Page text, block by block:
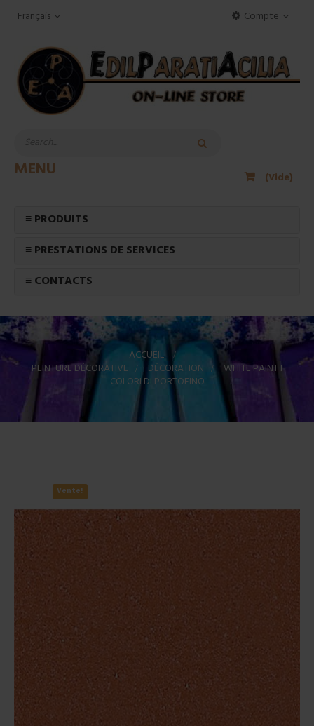
Compte
Français
(Vide)
MENU
≡ PRODUITS
≡ PRESTATIONS DE SERVICES
≡ CONTACTS
ACCUEIL >
PEINTURE DÉCORATIVE > DÉCORATION > WHITE PAINT I
COLORI DI PORTOFINO
Vente!